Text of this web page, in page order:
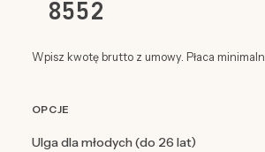
Wpisz kwotę brutto z umowy. Płaca
OPCJE
Ulga dla młodych (do 26 lat)